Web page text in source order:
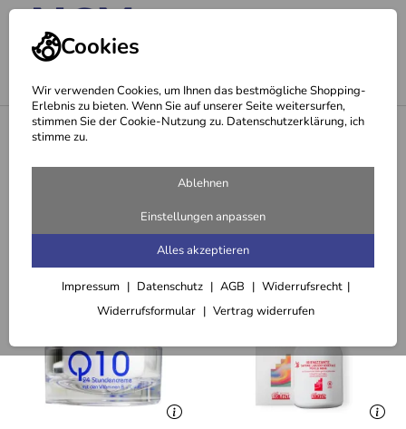
Cookies
Wir verwenden Cookies, um Ihnen das bestmögliche Shopping-
Erlebnis zu bieten. Wenn Sie auf unserer Seite weitersurfen,
stimmen Sie der Cookie-Nutzung zu. Datenschutzerklärung, ich
stimme zu.
Ablehnen
Einstellungen anpassen
Alles akzeptieren
Impressum Datenschutz AGB
Widerrufsrecht
Widerrufsformular
Vertrag widerrufen
Calluna Botanicals Body Wash (300 ml)
Empfehlungen für Sie zu Calluna
Botanicals Body Wash (300 ml)
Zusammengekauft mit